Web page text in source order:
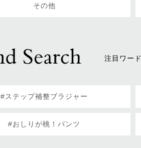
その他
注目ワード
#ステップ補整ブラジャー
#おしりが桃！パンツ